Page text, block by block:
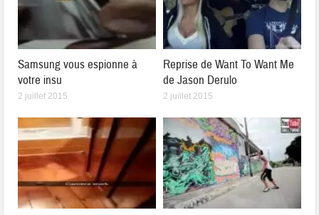
Samsung vous espionne à
votre insu
2 juillet 2015
Reprise de Want To Want Me
de Jason Derulo
2 juillet 2015